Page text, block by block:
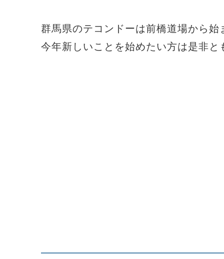
群馬県のテコンドーは前橋道場から始
今年新しいことを始めたい方は是非と